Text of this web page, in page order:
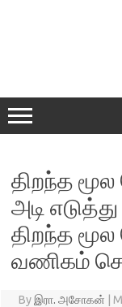
திறந்த
அடி
திறந்த
வணிகம்
By இரா. அசோகன்